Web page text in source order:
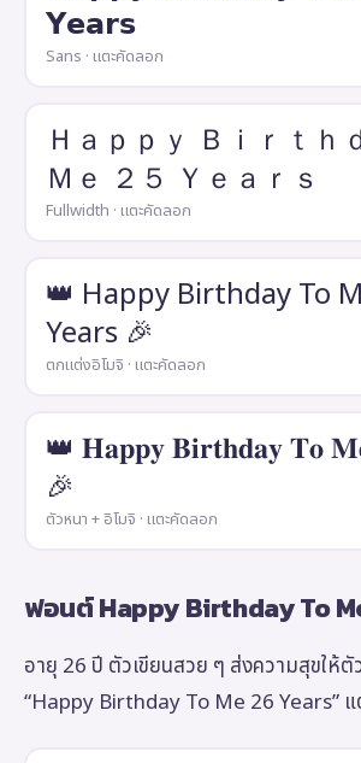
𝗬𝗲𝗮𝗿𝘀
Sans · แตะคัดลอก
Ｈａｐｐｙ Ｂｉｒｔｈ
Ｍｅ ２５ Ｙｅａｒｓ
Fullwidth · แตะคัดลอก
👑 Happy Birthday To
Years 🎉
ตกแต่งอิโมจิ · แตะคัดลอก
👑 𝐇𝐚𝐩𝐩𝐲 𝐁𝐢𝐫𝐭𝐡𝐝𝐚𝐲 𝐓𝐨
🎉
ตัวหนา + อิโมจิ · แตะคัดลอก
ฟอนต์ Happy Birthday To
อายุ 26 ปี ตัวเขียนสวย ๆ ส่งความสุขให้
“Happy Birthday To Me 26 Years”